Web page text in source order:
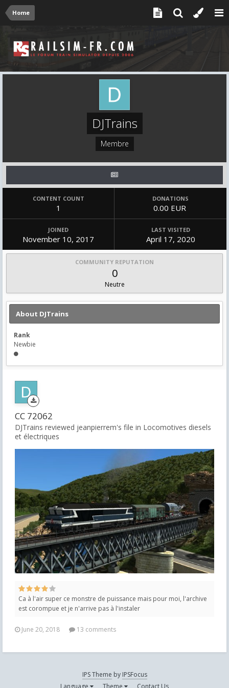
Home
DJTrains
Membre
CONTENT COUNT
1
DONATIONS
0.00 EUR
JOINED
November 10, 2017
LAST VISITED
April 17, 2020
COMMUNITY REPUTATION
0
Neutre
About DJTrains
Rank
Newbie
CC 72062
DJTrains reviewed jeanpierrem's file in Locomotives diesels
et électriques
Ca à l'air super ce monstre de puissance mais pour moi, l'archive
est corompue et je n'arrive pas à l'instaler
June 20, 2018 13 comments
IPS Theme by IPSFocus